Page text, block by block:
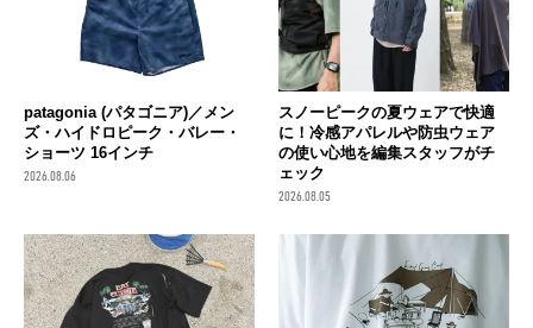
patagonia (パタゴニア)／メン
ズ・ハイドロピーク・バレー・
ショーツ 16インチ
2026.08.06
スノーピークの夏ウェアで快適
に！冷感アパレルや防虫ウェア
の使い心地を編集スタッフがチ
ェック
2026.08.05